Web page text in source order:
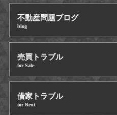
不動産問題ブログ
blog
売買トラブル
for Sale
借家トラブル
for Rent